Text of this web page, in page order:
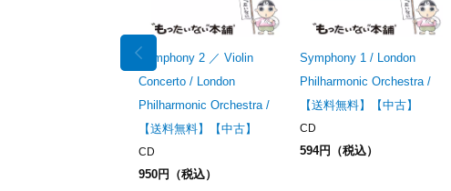
Symphony 2 ／ Violin
Concerto / London
Philharmonic Orchestra /
【送料無料】【中古】
CD
950円（税込）
Symphony 1 / London
Philharmonic Orchestra /
【送料無料】【中古】
CD
594円（税込）